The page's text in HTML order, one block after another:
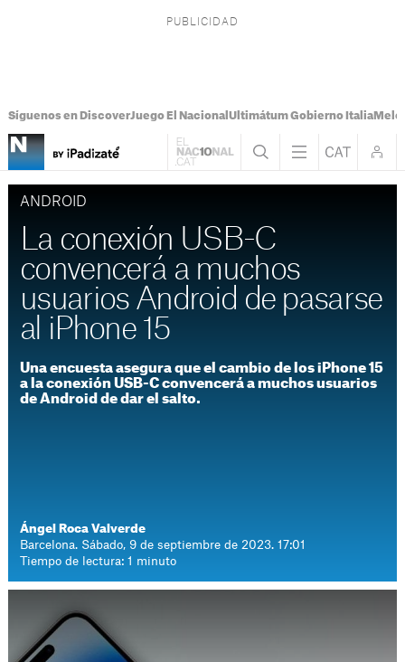
Síguenos en DiscoverJuego El Nacional Ultimátum Gobierno Italia
ANDROID
La conexión USB-C
convencerá a muchos
usuarios Android de pasarse
al iPhone 15
Una encuesta asegura que el cambio de los iPhone 15
a la conexión USB-C convencerá a muchos usuarios
de Android de dar el salto.
Ángel Roca Valverde
Barcelona. Sábado, 9 de septiembre de 2023. 17:01
Tiempo de lectura: 1 minuto